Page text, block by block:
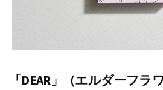
「DEAR」（エルダーフ